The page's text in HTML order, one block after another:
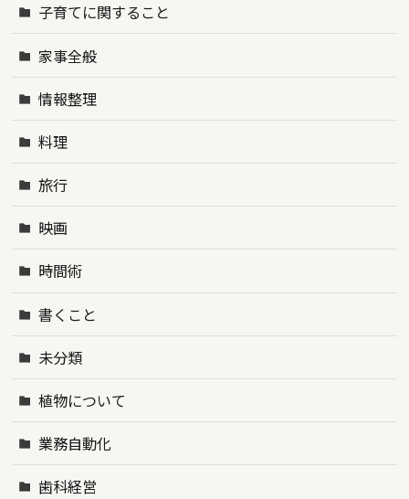
子育てに関すること
家事全般
情報整理
料理
旅行
映画
時間術
書くこと
未分類
植物について
業務自動化
歯科経営